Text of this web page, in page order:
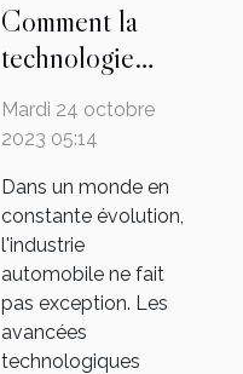
Comment la
technologie
change la face
de l'industrie
Mardi 24 octobre
2023 05:14
Dans un monde en
constante évolution,
l'industrie
automobile ne fait
pas exception. Les
avancées
technologiques